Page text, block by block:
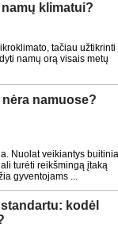
klimatui?
tačiau užtikrinti
namų orą visais metų
namuose?
Nuolat veikiantys
turėti reikšmingą įtaką
gyventojams ...
kodėl